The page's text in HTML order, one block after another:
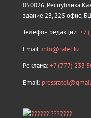
050026, Республика
здание 23, 225 офис,
Телефон редакции:+7
Email: info@ratel.kz
Реклама:+7 (777) 233
Email: